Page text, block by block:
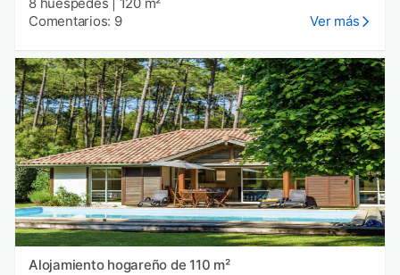
Comentarios: 9
Ver más
Alojamiento hogareño de 110 m²